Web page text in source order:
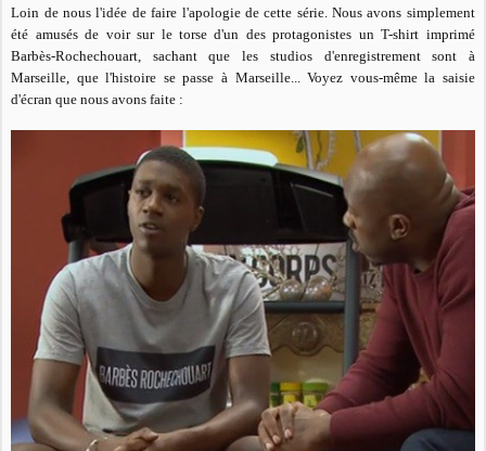
Loin de nous l'idée de faire l'apologie de cette série. Nous avons simplement
été amusés de voir sur le torse d'un des protagonistes un T-shirt imprimé
Barbès-Rochechouart, sachant que les studios d'enregistrement sont à
Marseille, que l'histoire se passe à Marseille... Voyez vous-même la saisie
d'écran que nous avons faite :